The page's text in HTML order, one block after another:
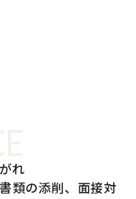
れ
類の添削、面接対